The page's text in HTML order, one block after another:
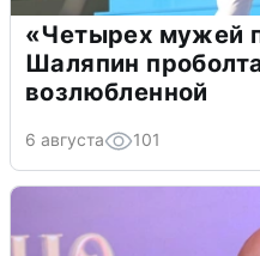
«Четырех мужей
Шаляпин
возлюбленной
6 августа 101